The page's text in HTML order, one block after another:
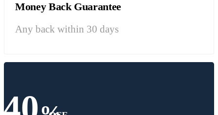
Money Back Guarantee
Any back within 30 days